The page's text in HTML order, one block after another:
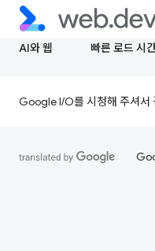
AI와 웹 빠른 로드 시
Google I/O를 시청해 주셔서